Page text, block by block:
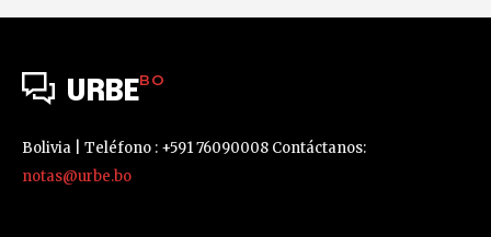
URBEBO
Bolivia | Teléfono : +591 76090008 Contáctanos:
notas@urbe.bo